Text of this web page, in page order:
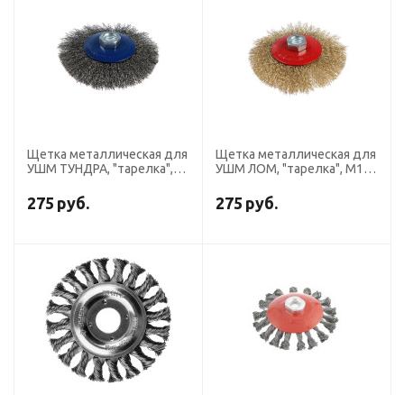
Щетка металлическая для
УШМ ТУНДРА, "тарелка",
275 руб.
Щетка металлическая для
УШМ ЛОМ, "тарелка", М14,
275 руб.